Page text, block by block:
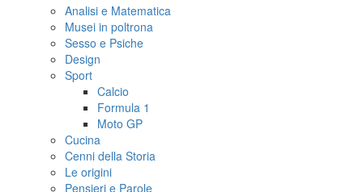
Analisi e Matematica
Musei in poltrona
Sesso e Psiche
Design
Sport
Calcio
Formula 1
Moto GP
Cucina
Cenni della Storia
Le origini
Pensieri e Parole